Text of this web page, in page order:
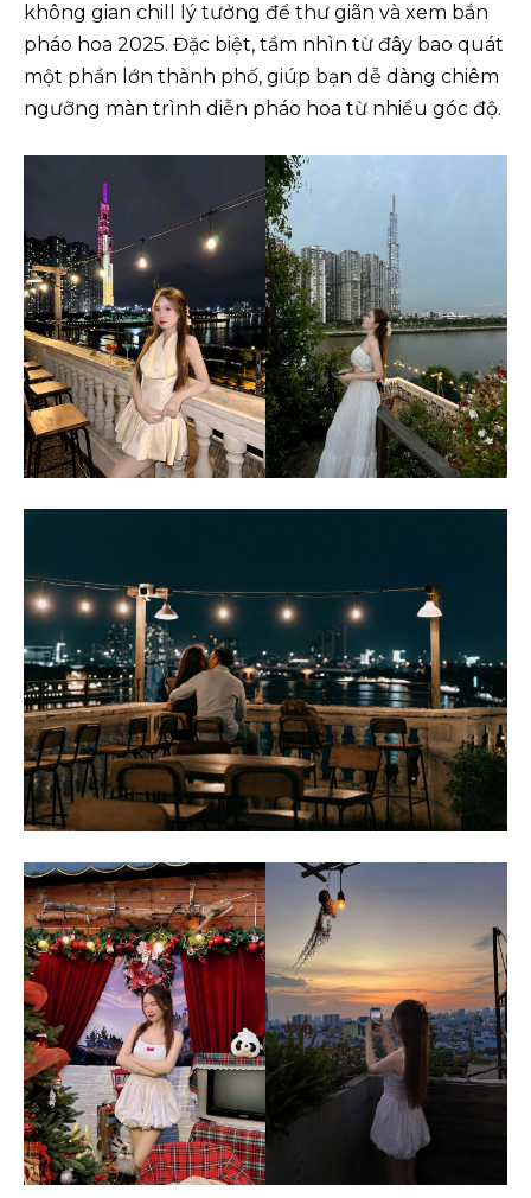
không gian chill lý tưởng để thư giãn và xem bắn
pháo hoa 2025. Đặc biệt, tầm nhìn từ đây bao quát
một phần lớn thành phố, giúp bạn dễ dàng chiêm
ngưỡng màn trình diễn pháo hoa từ nhiều góc độ.